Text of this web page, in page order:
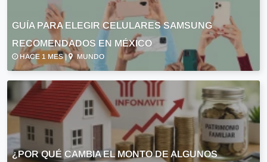
GUÍA PARA ELEGIR CELULARES SAMSUNG
RECOMENDADOS EN MÉXICO
HACE 1 MES | MUNDO
¿POR QUÉ CAMBIA EL MONTO DE ALGUNOS